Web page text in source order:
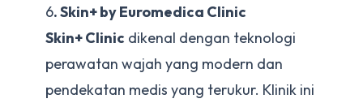
6. Skin+ by Euromedica Clinic
Skin+ Clinic dikenal dengan teknologi
perawatan wajah yang modern dan
pendekatan medis yang terukur. Klinik ini